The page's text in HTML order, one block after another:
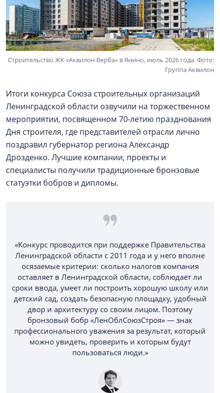
Строительство ЖК «Аквилон Верба» в Янино, июль 2026 года. Фото:
Группа Аквилон
Итоги конкурса Союза строительных организаций
Ленинградской области озвучили на торжественном
мероприятии, посвященном 70-летию празднования
Дня строителя, где представителей отрасли лично
поздравил губернатор региона Александр
Дрозденко. Лучшие компании, проекты и
специалисты получили традиционные бронзовые
статуэтки бобров и дипломы.
«Конкурс проводится при поддержке Правительства
Ленинградской области с 2011 года и у него вполне
осязаемые критерии: сколько налогов компания
оставляет в Ленинградской области, соблюдает ли
сроки ввода, умеет ли построить хорошую школу или
детский сад, создать безопасную площадку, удобный
двор и архитектуру со своим лицом. Поэтому
бронзовый бобр «ЛенОблСоюзСтроя» — знак
профессионального уважения за результат, который
можно увидеть, проверить и которым будут
пользоваться люди.»